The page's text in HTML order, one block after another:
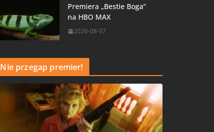
Premiera „Bestie Boga”
na HBO MAX
2026-08-07
Nie przegap premier!